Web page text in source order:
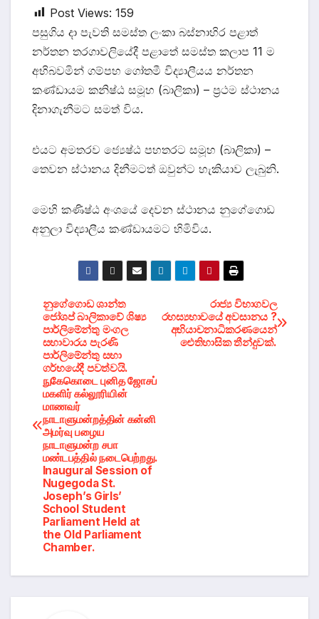
Post Views: 159
පසුගිය දා පැවති සමස්ත ලංකා බස්නාහිර පළාත්
නර්තන තරගාවලියේදී පළාතේ සමස්ත කලාප 11 ම
අභිබවමින් ගම්පහ ගෝතමී විද්‍යාලීයය නර්තන
කණ්ඩායම කනිෂ්ඨ සමූහ (බාලිකා) – ප්‍රථම ස්ථානය
දිනාගැනීමට සමත් විය.
එයට අමතරව ජ්‍යෙෂ්ඨ පහතරට සමූහ (බාලිකා) –
තෙවන ස්ථානය දිනීමටත් ඔවුන්ට හැකියාව ලැබුනි.
මෙහි කණිෂ්ඨ අංශයේ දෙවන ස්ථානය නුගේගොඩ
අනුලා විද්‍යාලීය කණ්ඩායමට හිමිවිය.
Post
navigation
රාජ්‍ය විභාගවල
රහස්‍යභාවයේ අවසානය ?
අභියාචනාධිකරණයෙන්
ඓතිහාසික තීන්දුවක්.
නුගේගොඩ ශාන්ත
ජෝශප් බාලිකාවේ ශිෂ්‍ය
පාර්ලිමේන්තු මංගල
සභාවාරය පැරණි
පාර්ලිමේන්තු සභා
ගර්භයේදී පවත්වයි.
நுகேகொடை புனித ஜோசப்
மகளிர் கல்லூரியின்
மாணவர்
நாடாளுமன்றத்தின் கன்னி
அமர்வு பழைய
நாடாளுமன்ற சபா
மண்டபத்தில் நடைபெற்றது.
Inaugural Session of
Nugegoda St.
Joseph’s Girls’
School Student
Parliament Held at
the Old Parliament
Chamber.